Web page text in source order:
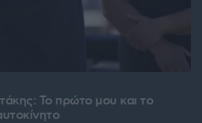
Το πρώτο μου και το